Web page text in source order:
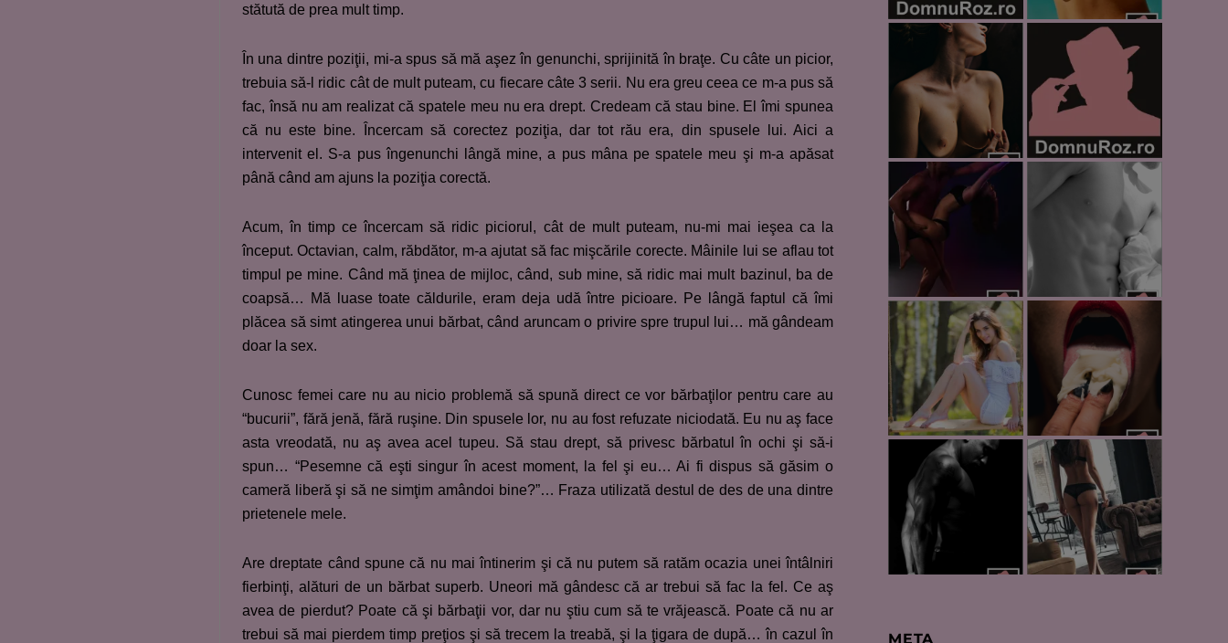
stătută de prea mult timp.
În una dintre poziţii, mi-a spus să mă aşez în genunchi, sprijinită în braţe. Cu câte un picior,
trebuia să-l ridic cât de mult puteam, cu fiecare câte 3 serii. Nu era greu ceea ce m-a pus să
fac, însă nu am realizat că spatele meu nu era drept. Credeam că stau bine. El îmi spunea
că nu este bine. Încercam să corectez poziţia, dar tot rău era, din spusele lui. Aici a
intervenit el. S-a pus îngenunchi lângă mine, a pus mâna pe spatele meu şi m-a apăsat
până când am ajuns la poziţia corectă.
Acum, în timp ce încercam să ridic piciorul, cât de mult puteam, nu-mi mai ieşea ca la
început. Octavian, calm, răbdător, m-a ajutat să fac mişcările corecte. Mâinile lui se aflau tot
timpul pe mine. Când mă ţinea de mijloc, când, sub mine, să ridic mai mult bazinul, ba de
coapsă… Mă luase toate căldurile, eram deja udă între picioare. Pe lângă faptul că îmi
plăcea să simt atingerea unui bărbat, când aruncam o privire spre trupul lui… mă gândeam
doar la sex.
Cunosc femei care nu au nicio problemă să spună direct ce vor bărbaţilor pentru care au
“bucurii”, fără jenă, fără ruşine. Din spusele lor, nu au fost refuzate niciodată. Eu nu aş face
asta vreodată, nu aş avea acel tupeu. Să stau drept, să privesc bărbatul în ochi şi să-i
spun… “Pesemne că eşti singur în acest moment, la fel şi eu… Ai fi dispus să găsim o
cameră liberă şi să ne simţim amândoi bine?”… Fraza utilizată destul de des de una dintre
prietenele mele.
Are dreptate când spune că nu mai întinerim şi că nu putem să ratăm ocazia unei întâlniri
fierbinţi, alături de un bărbat superb. Uneori mă gândesc că ar trebui să fac la fel. Ce aş
avea de pierdut? Poate că şi bărbaţii vor, dar nu ştiu cum să te vrăjească. Poate că nu ar
trebui să mai pierdem timp preţios şi să trecem la treabă, şi la ţigara de după… în cazul în
META